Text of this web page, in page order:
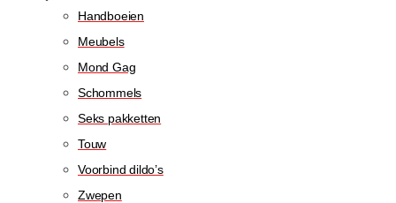
Handboeien
Meubels
Mond Gag
Schommels
Seks pakketten
Touw
Voorbind dildo’s
Zwepen